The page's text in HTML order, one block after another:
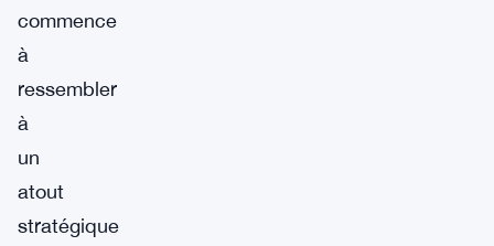
commence
à
ressembler
à
un
atout
stratégique